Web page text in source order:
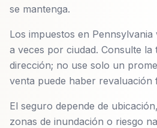
se mantenga.
Los impuestos en
a veces por ciudad. Consulte la
dirección; no use solo un
venta puede haber revaluación
El seguro depende de
zonas de inundación o riesgo